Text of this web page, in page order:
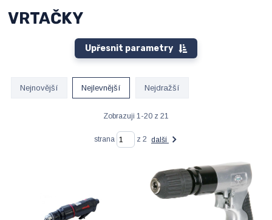
VRTAČKY
Upřesnit parametry
Nejnovější Nejlevnější Nejdražší
Zobrazuji 1-20 z 21
strana z 2 další